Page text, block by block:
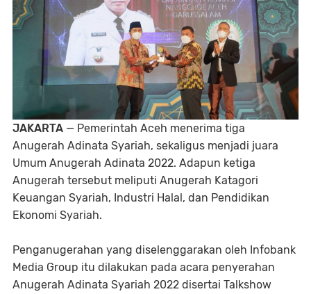
JAKARTA — Pemerintah Aceh menerima tiga
Anugerah Adinata Syariah, sekaligus menjadi juara
Umum Anugerah Adinata 2022. Adapun ketiga
Anugerah tersebut meliputi Anugerah Katagori
Keuangan Syariah, Industri Halal, dan Pendidikan
Ekonomi Syariah.
Penganugerahan yang diselenggarakan oleh Infobank
Media Group itu dilakukan pada acara penyerahan
Anugerah Adinata Syariah 2022 disertai Talkshow